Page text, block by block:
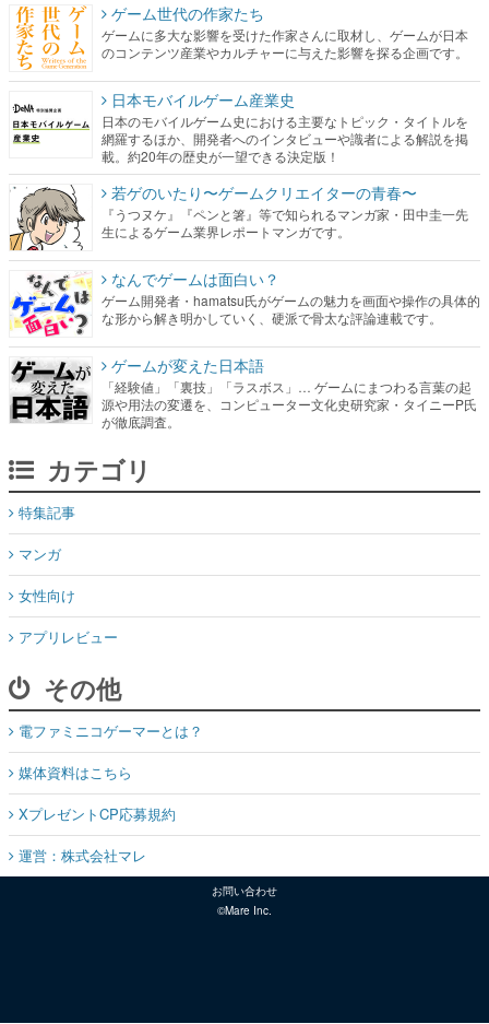
ゲーム世代の作家たち
ゲームに多大な影響を受けた作家さんに取材し、ゲームが日本
のコンテンツ産業やカルチャーに与えた影響を探る企画です。
日本モバイルゲーム産業史
日本のモバイルゲーム史における主要なトピック・タイトルを
網羅するほか、開発者へのインタビューや識者による解説を掲
載。約20年の歴史が一望できる決定版！
若ゲのいたり〜ゲームクリエイターの青春〜
『うつヌケ』『ペンと箸』等で知られるマンガ家・田中圭一先
生によるゲーム業界レポートマンガです。
なんでゲームは面白い？
ゲーム開発者・hamatsu氏がゲームの魅力を画面や操作の具体的
な形から解き明かしていく、硬派で骨太な評論連載です。
ゲームが変えた日本語
「経験値」「裏技」「ラスボス」… ゲームにまつわる言葉の起
源や用法の変遷を、コンピューター文化史研究家・タイニーP氏
が徹底調査。
カテゴリ
特集記事
マンガ
女性向け
アプリレビュー
その他
電ファミニコゲーマーとは？
媒体資料はこちら
XプレゼントCP応募規約
運営：株式会社マレ
お問い合わせ
©Mare Inc.